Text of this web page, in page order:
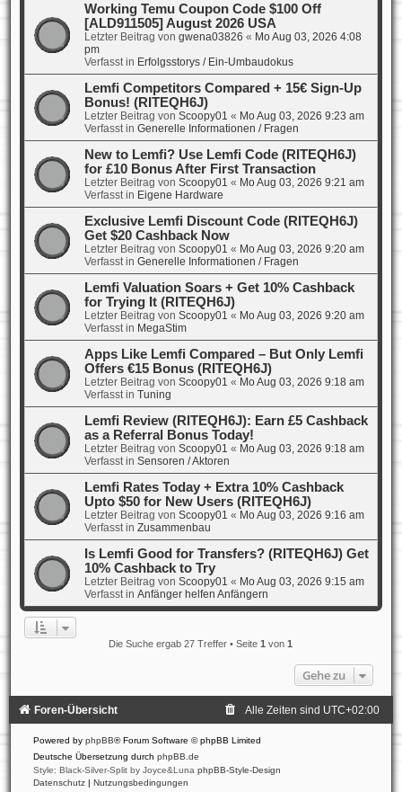
Working Temu Coupon Code $100 Off
[ALD911505] August 2026 USA
Letzter Beitrag von gwena03826 « Mo Aug 03, 2026 4:08
pm
Verfasst in Erfolgsstorys / Ein-Umbaudokus
Lemfi Competitors Compared + 15€ Sign-Up
Bonus! (RITEQH6J)
Letzter Beitrag von Scoopy01 « Mo Aug 03, 2026 9:23 am
Verfasst in Generelle Informationen / Fragen
New to Lemfi? Use Lemfi Code (RITEQH6J)
for £10 Bonus After First Transaction
Letzter Beitrag von Scoopy01 « Mo Aug 03, 2026 9:21 am
Verfasst in Eigene Hardware
Exclusive Lemfi Discount Code (RITEQH6J)
Get $20 Cashback Now
Letzter Beitrag von Scoopy01 « Mo Aug 03, 2026 9:20 am
Verfasst in Generelle Informationen / Fragen
Lemfi Valuation Soars + Get 10% Cashback
for Trying It (RITEQH6J)
Letzter Beitrag von Scoopy01 « Mo Aug 03, 2026 9:20 am
Verfasst in MegaStim
Apps Like Lemfi Compared – But Only Lemfi
Offers €15 Bonus (RITEQH6J)
Letzter Beitrag von Scoopy01 « Mo Aug 03, 2026 9:18 am
Verfasst in Tuning
Lemfi Review (RITEQH6J): Earn £5 Cashback
as a Referral Bonus Today!
Letzter Beitrag von Scoopy01 « Mo Aug 03, 2026 9:18 am
Verfasst in Sensoren / Aktoren
Lemfi Rates Today + Extra 10% Cashback
Upto $50 for New Users (RITEQH6J)
Letzter Beitrag von Scoopy01 « Mo Aug 03, 2026 9:16 am
Verfasst in Zusammenbau
Is Lemfi Good for Transfers? (RITEQH6J) Get
10% Cashback to Try
Letzter Beitrag von Scoopy01 « Mo Aug 03, 2026 9:15 am
Verfasst in Anfänger helfen Anfängern
Die Suche ergab 27 Treffer • Seite1 von1
Gehe zu
Foren-Übersicht Alle Zeiten sind UTC+02:00
Powered by phpBB® Forum Software © phpBB Limited
Deutsche Übersetzung durch phpBB.de
Style: Black-Silver-Split by Joyce&Luna phpBB-Style-Design
Datenschutz | Nutzungsbedingungen